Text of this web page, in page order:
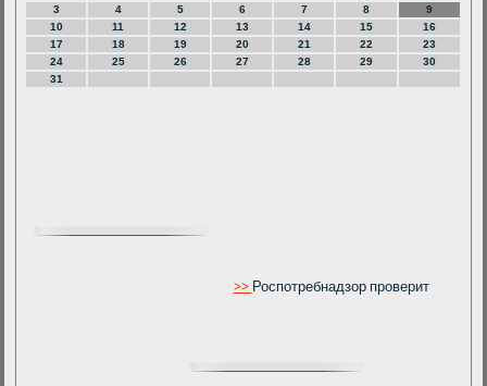
3
4 5 6 7 8
9
10
11 12 13 14 15
16
17
18 19 20 21 22
23
24
25 26 27 28 29
30
31
>>Роспотребнадзор проверит